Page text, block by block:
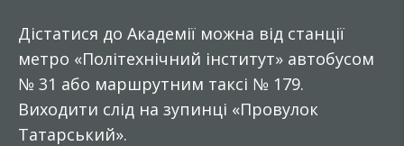
Дістатися до Академії можна від станції
метро «Політехнічний інститут» автобусом
№ 31 або маршрутним таксі № 179.
Виходити слід на зупинці «Провулок
Татарський».